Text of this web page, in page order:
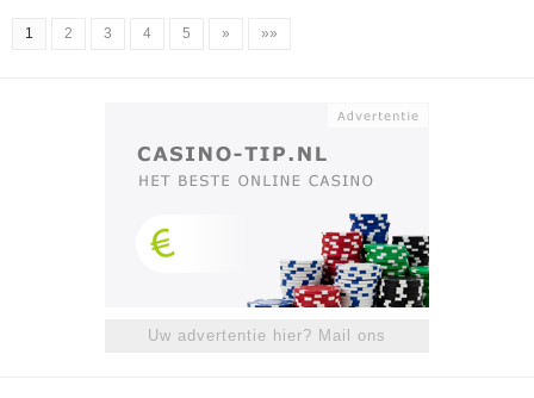
1 2 3 4 5 » »»
Uw advertentie hier? Mail ons